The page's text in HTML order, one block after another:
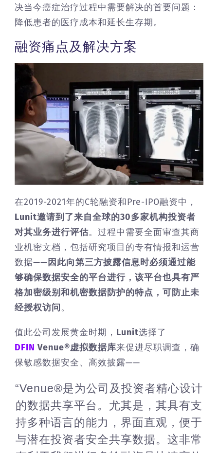
决当今癌症治疗过程中需要解决的首要问题：
降低患者的医疗成本和延长生存期。
融资痛点及解决方案
在2019-2021年的C轮融资和Pre-IPO融资中，
Lunit邀请到了来自全球的30多家机构投资者
对其业务进行评估。过程中需要全面审查其商
业机密文档，包括研究项目的专有情报和运营
数据——因此向第三方披露信息时必须通过能
够确保数据安全的平台进行，该平台也具有严
格加密级别和机密数据防护的特点，可防止未
经授权访问。
值此公司发展黄金时期， Lunit选择了
DFIN Venue®虚拟数据库来促进尽职调查，确
保敏感数据安全、高效披露——
“Venue®是为公司及投资者精心设计
的数据共享平台。尤其是，其具有支
持多种语言的能力，界面直观，便于
与潜在投资者安全共享数据。这非常